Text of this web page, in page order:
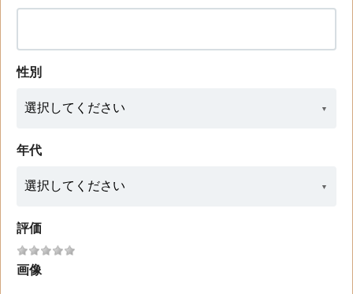
性別
年代
評価
画像